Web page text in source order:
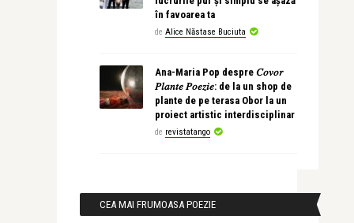
în favoarea ta
de Alice Năstase Buciuta
Ana-Maria Pop despre 𝐶𝑜𝑣𝑜𝑟
𝑃𝑙𝑎𝑛𝑡𝑒 𝑃𝑜𝑒𝑧𝑖𝑒: de la un shop de
plante de pe terasa Obor la un
proiect artistic interdisciplinar
de revistatango
CEA MAI FRUMOASA POEZIE